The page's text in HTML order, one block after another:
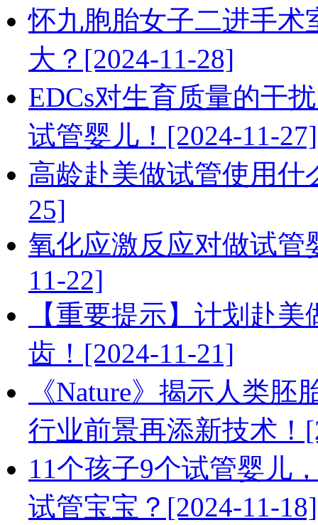
怀九胞胎女子二进手术
大？[2024-11-28]
EDCs对生育质量的干
试管婴儿！[2024-11-27]
高龄赴美做试管使用什
25]
氧化应激反应对做试管
11-22]
【重要提示】计划赴
齿！[2024-11-21]
《Nature》揭示人类
行业前景再添新技术！
11个孩子9个试管婴儿
试管宝宝？[2024-11-18]